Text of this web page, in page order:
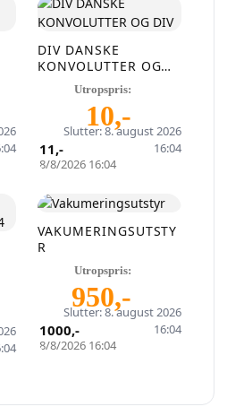
Slutter: 8. august 2026
16:04
DIV DANSKE
KONVOLUTTER OG
Utropspris:
10,-
8/8/2026 16:04
11,-
Slutter: 8. august 2026
16:04
VAKUMERINGSUTSTY
R
Utropspris:
950,-
8/8/2026 16:04
1000,-
selge helt gratis – uten
eller provisjon. Opprett
og nå kjøpere som
interessert.
konto
Logg inn
og legg ut dine første
Ingen provisjon. Bare ekte
kjøpere.
vinduet